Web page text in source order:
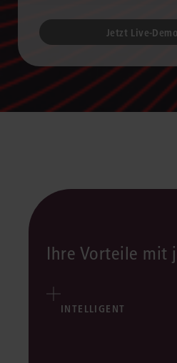
Jetzt Live-
Ihre Vorteile mit
INTELLIGENT